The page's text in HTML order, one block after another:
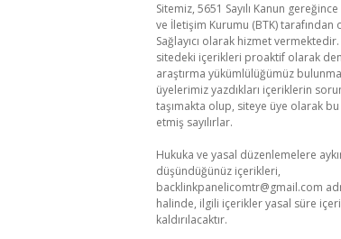
Sitemiz, 5651 Sayılı Kanun
ve İletişim Kurumu (BTK) tarafından
Sağlayıcı olarak hizmet
sitedeki içerikleri proaktif olarak
araştırma yükümlülüğümüz
üyelerimiz yazdıkları içeriklerin
taşımakta olup, siteye üye olarak
etmiş sayılırlar.
Hukuka ve yasal düzenlemelere
düşündüğünüz içerikleri,
backlinkpanelicomtr@gmail.com
halinde, ilgili içerikler yasal süre
kaldırılacaktır.